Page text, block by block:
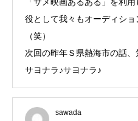
役として我々もオーディシ
（笑）
次回の昨年Ｓ県熱海市の話
サヨナラ♪サヨナラ♪
sawada